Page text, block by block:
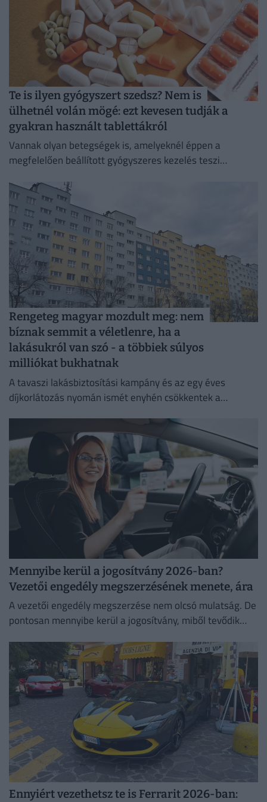
Te is ilyen gyógyszert szedsz? Nem is
ülhetnél volán mögé: ezt kevesen tudják a
gyakran használt tablettákról
Vannak olyan betegségek is, amelyeknél éppen a
megfelelően beállított gyógyszeres kezelés teszi
Rengeteg magyar mozdult meg: nem
bíznak semmit a véletlenre, ha a
lakásukról van szó - a többiek súlyos
milliókat bukhatnak
A tavaszi lakásbiztosítási kampány és az egy éves
díjkorlátozás nyomán ismét enyhén csökkentek a
Mennyibe kerül a jogosítvány 2026-ban?
Vezetői engedély megszerzésének menete, ára
A vezetői engedély megszerzése nem olcsó mulatság. De
pontosan mennyibe kerül a jogosítvány, miből tevődik
Mutatjuk!
Ennyiért vezethetsz te is Ferrarit 2026-ban: